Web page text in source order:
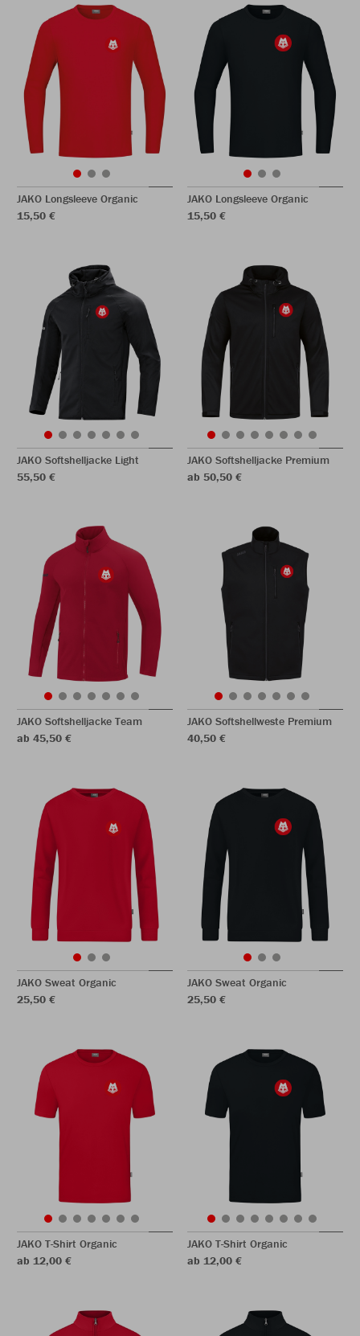
JAKO Longsleeve Organic
15,50 €
JAKO Longsleeve Organic
15,50 €
JAKO Softshelljacke Light
55,50 €
JAKO Softshelljacke Premium
ab 50,50 €
JAKO Softshelljacke Team
ab 45,50 €
JAKO Softshellweste Premium
40,50 €
JAKO Sweat Organic
25,50 €
JAKO Sweat Organic
25,50 €
JAKO T-Shirt Organic
ab 12,00 €
JAKO T-Shirt Organic
ab 12,00 €